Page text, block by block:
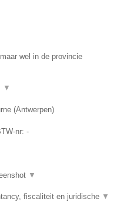
wel in de provincie
▼
(Antwerpen)
nr: -
▼
fiscaliteit en juridische ▼